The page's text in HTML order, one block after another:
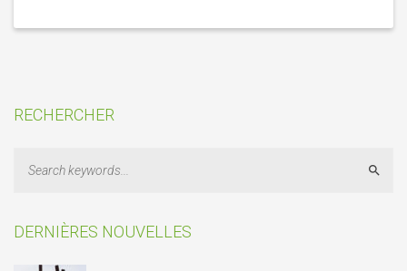
RECHERCHER
DERNIÈRES NOUVELLES